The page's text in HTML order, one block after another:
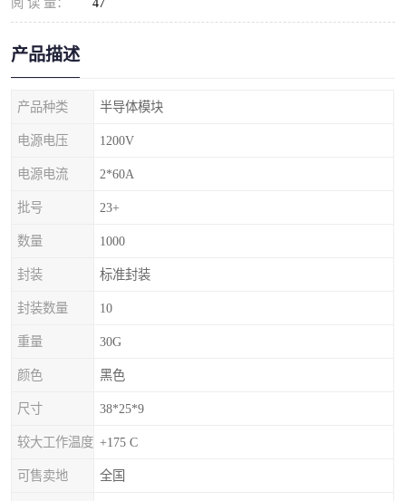
产品描述
产品种类 半导体模块
电源电压 1200V
电源电流 2*60A
批号 23+
数量 1000
封装 标准封装
封装数量 10
重量 30G
颜色 黑色
尺寸 38*25*9
较大工作温度 +175 C
可售卖地 全国